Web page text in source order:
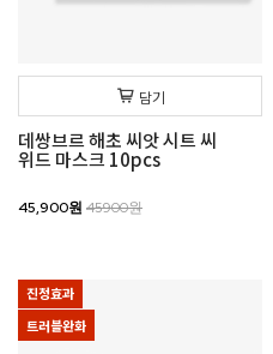
담기
데쌍브르 해초 씨앗 시트 씨
위드 마스크 10pcs
45,900원 45900원
진정효과
트러블완화